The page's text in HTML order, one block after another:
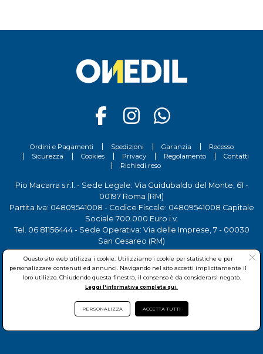
Ordini e Pagamenti Spedizioni Garanzia
Recesso
Sicurezza
Cookies Privacy Regolamento
Contatti
Richiedi reso
Pio Macarra s.r.l. - Sede Legale: Via Guidubaldo del Monte, 61 -
00197 Roma (RM)
Partita Iva: 04809541008 - Codice Fiscale: 04809541008 Capitale
Sociale 700.000 Euro i.v.
Tel. 06 81156444- Sede Operativa: Via delle Imprese, 7 - 00030
San Cesareo (RM)
© Pio Macarra s.r.l.2026Copyright:www.onedil.it
Questo sito web utilizza i cookie. Utilizziamo i cookie per statistiche e per
personalizzare contenuti ed annunci. Navigando nel sito accetti implicitamente il
loro utilizzo. Chiudendo questa finestra, il consenso è da considerarsi negato.
Leggi l'informativa completa qui.
PERSONALIZZA ACCETTA TUTTI